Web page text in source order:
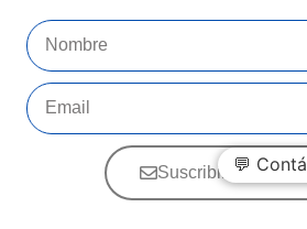
Suscribirme a
💬